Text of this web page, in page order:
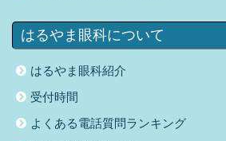
はるやま眼科について
はるやま眼科紹介
受付時間
よくある電話質問ランキング